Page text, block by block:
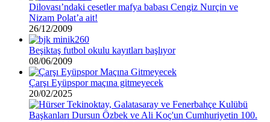
Dilovası’ndaki cesetler mafya babası Cengiz Nurçin ve
Nizam Polat’a ait!
26/12/2009
Beşiktaş futbol okulu kayıtları başlıyor
08/06/2009
Çarşı Eyüpspor maçına gitmeyecek
20/02/2025